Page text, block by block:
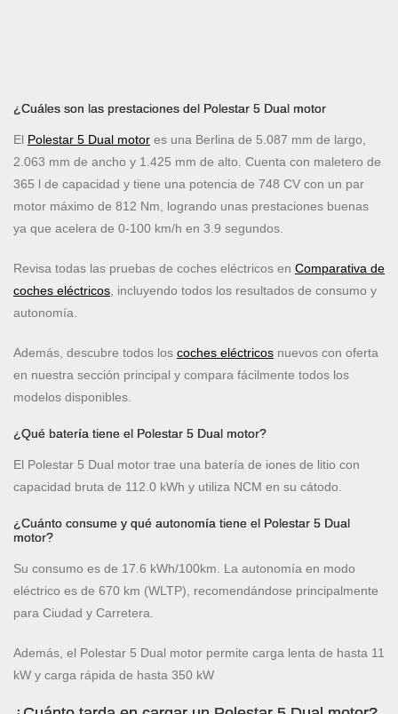
¿Cuáles son las prestaciones del Polestar 5 Dual motor
El Polestar 5 Dual motor es una Berlina de 5.087 mm de largo,
2.063 mm de ancho y 1.425 mm de alto. Cuenta con maletero de
365 l de capacidad y tiene una potencia de 748 CV con un par
motor máximo de 812 Nm, logrando unas prestaciones buenas
ya que acelera de 0-100 km/h en 3.9 segundos.
Revisa todas las pruebas de coches eléctricos en Comparativa de
coches eléctricos, incluyendo todos los resultados de consumo y
autonomía.
Además, descubre todos los coches eléctricos nuevos con oferta
en nuestra sección principal y compara fácilmente todos los
modelos disponibles.
¿Qué batería tiene el Polestar 5 Dual motor?
El Polestar 5 Dual motor trae una batería de iones de litio con
capacidad bruta de 112.0 kWh y utiliza NCM en su cátodo.
¿Cuánto consume y qué autonomía tiene el Polestar 5 Dual
motor?
Su consumo es de 17.6 kWh/100km. La autonomía en modo
eléctrico es de 670 km (WLTP), recomendándose principalmente
para Ciudad y Carretera.
Además, el Polestar 5 Dual motor permite carga lenta de hasta 11
kW y carga rápida de hasta 350 kW